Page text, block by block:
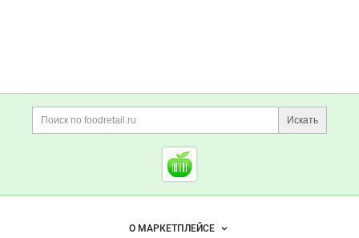
Дополнительная информация
Поиск по сайту и
Искать
Cсылки на полезные
Foodretail.ru
— продукты
Важные разделы и контакты
Навигация по сайтуО МАРКЕТПЛЕЙСЕ